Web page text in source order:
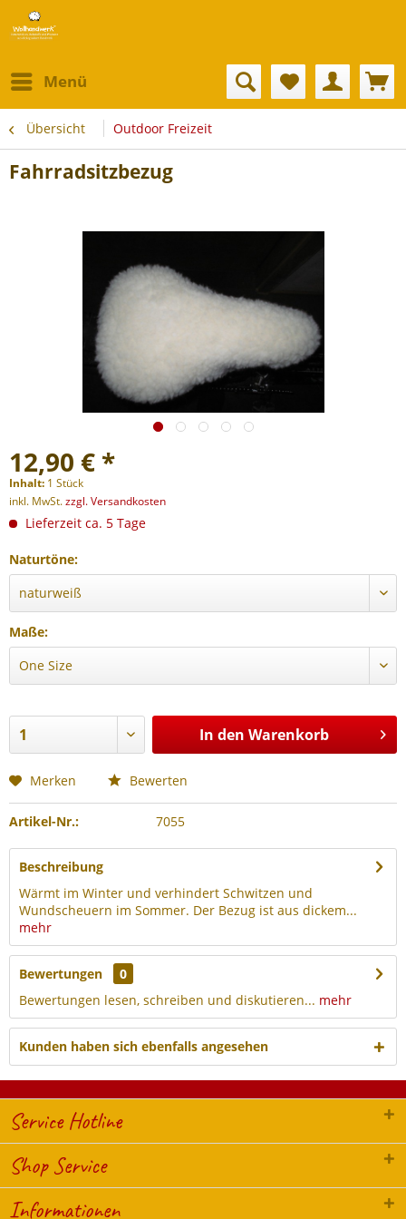
Menü
Übersicht Outdoor Freizeit
Fahrradsitzbezug
12,90 € *
Inhalt: 1 Stück
inkl. MwSt.zzgl. Versandkosten
Lieferzeit ca. 5 Tage
Naturtöne:
Maße:
In den Warenkorb
Merken Bewerten
Artikel-Nr.: 7055
Beschreibung
Wärmt im Winter und verhindert Schwitzen und
Wundscheuern im Sommer. Der Bezug ist aus dickem...
mehr
Bewertungen
0
Bewertungen lesen, schreiben und diskutieren... mehr
Kunden haben sich ebenfalls angesehen
Service Hotline
Shop Service
Informationen